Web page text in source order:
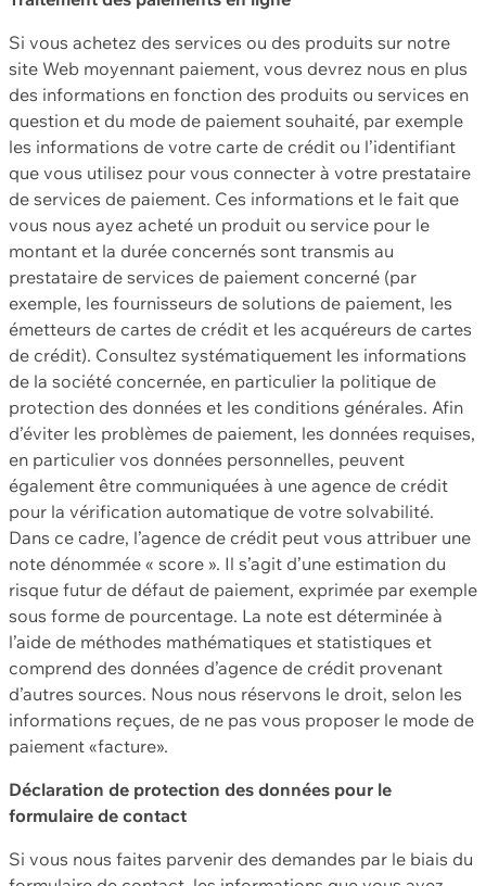
Si vous achetez des services ou des produits sur notre
site Web moyennant paiement, vous devrez nous en plus
des informations en fonction des produits ou services en
question et du mode de paiement souhaité, par exemple
les informations de votre carte de crédit ou l’identifiant
que vous utilisez pour vous connecter à votre prestataire
de services de paiement. Ces informations et le fait que
vous nous ayez acheté un produit ou service pour le
montant et la durée concernés sont transmis au
prestataire de services de paiement concerné (par
exemple, les fournisseurs de solutions de paiement, les
émetteurs de cartes de crédit et les acquéreurs de cartes
de crédit). Consultez systématiquement les informations
de la société concernée, en particulier la politique de
protection des données et les conditions générales. Afin
d’éviter les problèmes de paiement, les données requises,
en particulier vos données personnelles, peuvent
également être communiquées à une agence de crédit
pour la vérification automatique de votre solvabilité.
Dans ce cadre, l’agence de crédit peut vous attribuer une
note dénommée « score ». Il s’agit d’une estimation du
risque futur de défaut de paiement, exprimée par exemple
sous forme de pourcentage. La note est déterminée à
l’aide de méthodes mathématiques et statistiques et
comprend des données d’agence de crédit provenant
d’autres sources. Nous nous réservons le droit, selon les
informations reçues, de ne pas vous proposer le mode de
paiement «facture».
Déclaration de protection des données pour le
formulaire de contact
Si vous nous faites parvenir des demandes par le biais du